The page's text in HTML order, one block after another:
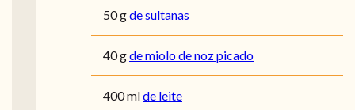
50gde sultanas
40gde miolo de noz picado
400mlde leite